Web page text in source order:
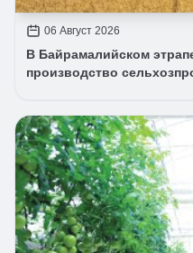
06 Август 2026
В Байрамалийском
производство